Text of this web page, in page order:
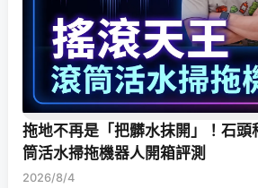
拖地不再是「把髒水抹開」！石
筒活水掃拖機器人開箱評測
2026/8/4